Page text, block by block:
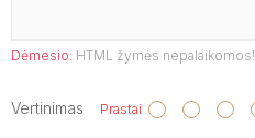
Dėmesio: HTML žymės nepalaikomos!
Vertinimas Prastai